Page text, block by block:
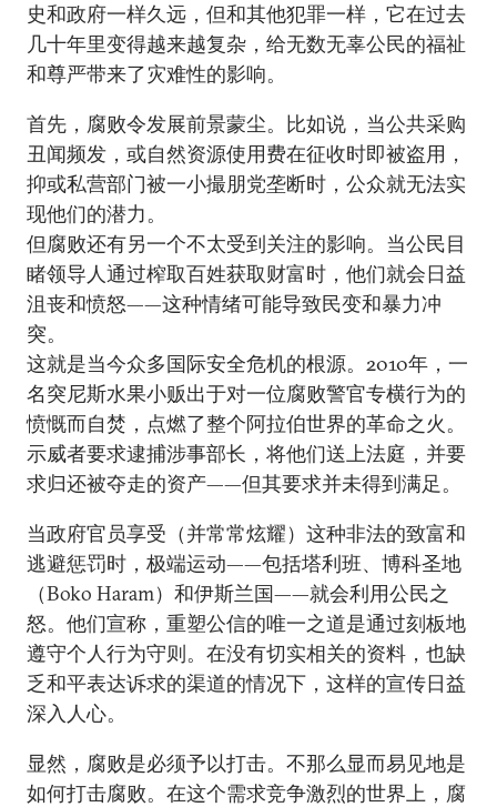
史和政府一样久远，但和其他犯罪一样，它在过去
几十年里变得越来越复杂，给无数无辜公民的福祉
和尊严带来了灾难性的影响。
首先，腐败令发展前景蒙尘。比如说，当公共采购
丑闻频发，或自然资源使用费在征收时即被盗用，
抑或私营部门被一小撮朋党垄断时，公众就无法实
现他们的潜力。
但腐败还有另一个不太受到关注的影响。当公民目
睹领导人通过榨取百姓获取财富时，他们就会日益
沮丧和愤怒——这种情绪可能导致民变和暴力冲
突。
这就是当今众多国际安全危机的根源。2010年，一
名突尼斯水果小贩出于对一位腐败警官专横行为的
愤慨而自焚，点燃了整个阿拉伯世界的革命之火。
示威者要求逮捕涉事部长，将他们送上法庭，并要
求归还被夺走的资产——但其要求并未得到满足。
当政府官员享受（并常常炫耀）这种非法的致富和
逃避惩罚时，极端运动——包括塔利班、博科圣地
（Boko Haram）和伊斯兰国——就会利用公民之
怒。他们宣称，重塑公信的唯一之道是通过刻板地
遵守个人行为守则。在没有切实相关的资料，也缺
乏和平表达诉求的渠道的情况下，这样的宣传日益
深入人心。
显然，腐败是必须予以打击。不那么显而易见地是
如何打击腐败。在这个需求竞争激烈的世界上，腐